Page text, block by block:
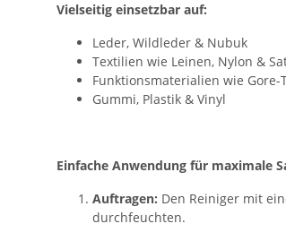
Vielseitig einsetzbar auf:
Leder, Wildleder & Nubuk
Textilien wie Leinen, Nylon &
Funktionsmaterialien wie Gore-
Gummi, Plastik & Vinyl
Einfache Anwendung für maximale
Auftragen: Den Reiniger mit
durchfeuchten.